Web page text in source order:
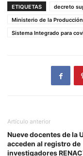
ETIQUETAS
decreto
Ministerio de la
Sistema Integrado para
Artículo anterior
Nueve docentes de la
acceden al registro de
investigadores